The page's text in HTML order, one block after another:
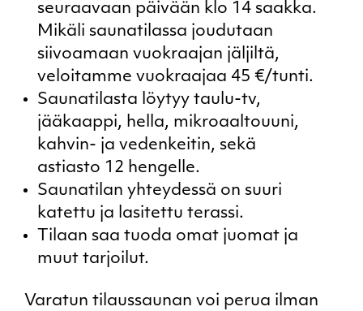
seuraavaan päivään klo 14 saakka.
Mikäli saunatilassa joudutaan
siivoamaan vuokraajan jäljiltä,
veloitamme vuokraajaa 45 €/tunti.
Saunatilasta löytyy taulu-tv,
jääkaappi, hella, mikroaaltouuni,
kahvin- ja vedenkeitin, sekä
astiasto 12 hengelle.
Saunatilan yhteydessä on suuri
katettu ja lasitettu terassi.
Tilaan saa tuoda omat juomat ja
muut tarjoilut.
Varatun tilaussaunan voi perua ilman